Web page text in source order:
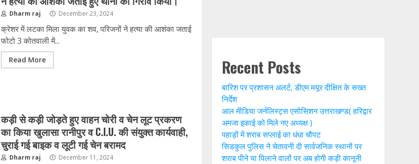
Dharm raj December 23, 2024
क्रेशर में लटका मिला युवक का शव, परिजनों ने हत्या की आशंका जताई
फोटो 3 कोतवाली में...
Read More
कड़ी से कड़ी जोड़ते हुए वाहन चोरी व चेन लूट प्रकरण
का किया खुलासा रानीपुर व C.I.U. की संयुक्त कार्यवाही,
चुराई गई बाइक व लूटी गई चेन बरामद
Dharm raj December 11, 2024
Recent Posts
बारिश पर प्रशासन अलर्ट, डीएम मयूर दीक्षित के सख्त
निर्देश
आल मीडिया जर्नलिस्ट्स एसोसिशन उत्तराखण्ड( हरिद्वार
अमजा इकाई को मिले नए अध्यक्ष )
पहाड़ों में शराब सप्लाई का धंधा चौपट
सिडकुल पुलिस ने चेतावनी दी सार्वजनिक स्थानों पर
शराब पीने या पिलाने वालों पर अब होगी कड़ी कानूनी